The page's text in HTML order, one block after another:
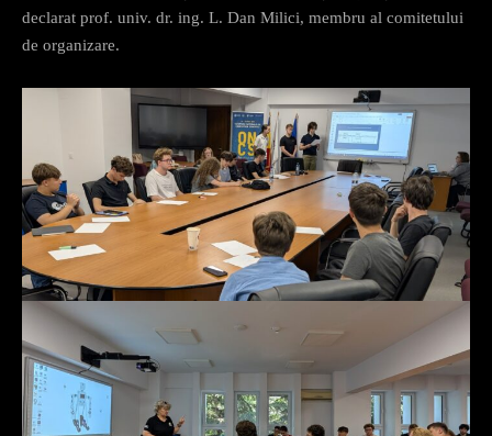
declarat prof. univ. dr. ing. L. Dan Milici, membru al comitetului
de organizare.